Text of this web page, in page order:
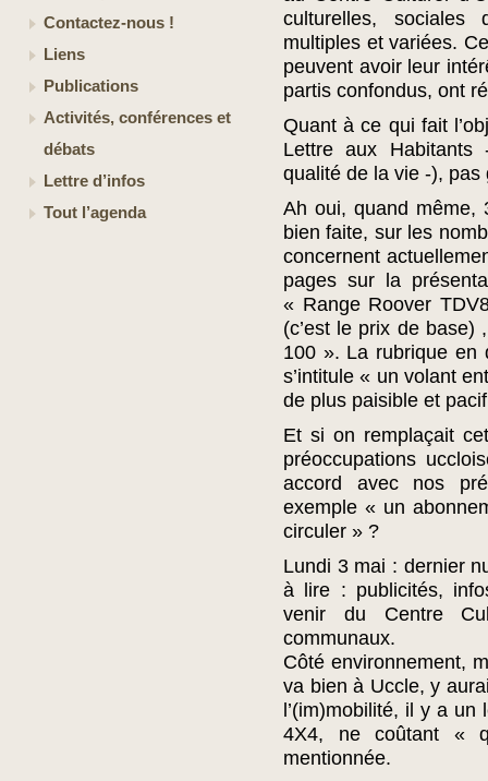
Contactez-nous !
Liens
Publications
Activités, conférences et
débats
Lettre d’infos
Tout l’agenda
culturelles,
multiples et variées.
peuvent avoir leur
partis confondus, ont
Quant à ce qui fait
Lettre aux Habitants
qualité de la vie -),
Ah oui, quand même,
bien faite, sur les
concernent
pages sur la
« Range Roover
(c’est le prix de
100 ». La rubrique en
s’intitule « un volant
de plus paisible et
Et si on remplaçait
préoccupations
accord avec nos
exemple « un
circuler » ?
Lundi 3 mai : dernier
à lire : publicités,
venir du Centre
communaux.
Côté environnement,
va bien à Uccle, y
l’(im)mobilité, il y a
4X4, ne coûtant «
mentionnée.